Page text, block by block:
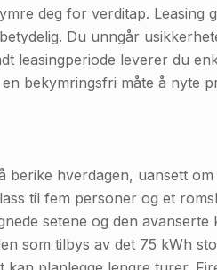
deg for verditap. Leasing
Du unngår
leasingperiode leverer du
bekymringsfri måte å nyte
berike hverdagen, uansett
til fem personer og et
setene og den avanserte
som tilbys av det 75 kWh